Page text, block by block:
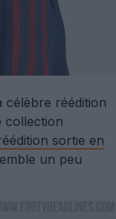
célèbre réédition
collection
sortie en
un peu